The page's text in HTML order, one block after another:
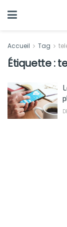
Accueil Tag
Étiquette :